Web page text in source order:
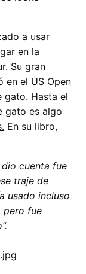
a usar
en la
Su gran
en el US Open
gato. Hasta el
gato es algo
En su libro,
cuenta fue
traje de
usado incluso
pero fue